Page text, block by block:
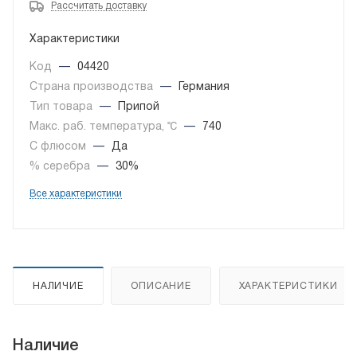
Рассчитать доставку
Характеристики
Код —
04420
Страна производства
—
Германия
Тип товара
—
Припой
Макс. раб. температура, ℃
—
740
С флюсом
—
Да
% серебра
— 30%
Все характеристики
НАЛИЧИЕ ОПИСАНИЕ ХАРАКТЕРИСТИКИ
Наличие